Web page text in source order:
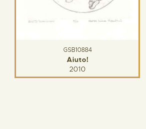
GSB10884
Aiuto!
2010